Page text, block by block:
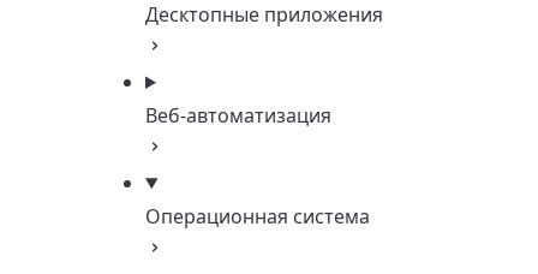
Десктопные приложения
Веб-автоматизация
Операционная система